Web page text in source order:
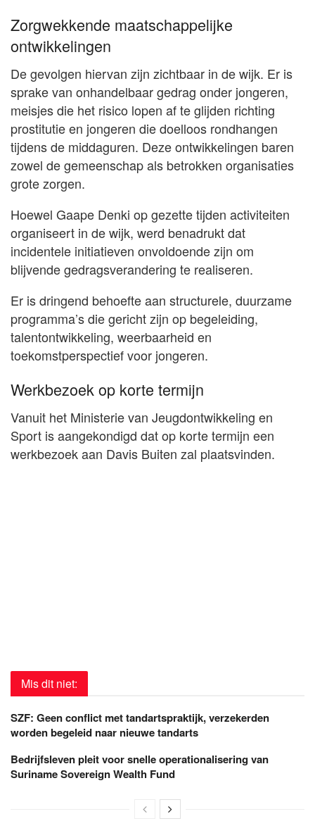
Zorgwekkende maatschappelijke
ontwikkelingen
De gevolgen hiervan zijn zichtbaar in de wijk. Er is
sprake van onhandelbaar gedrag onder jongeren,
meisjes die het risico lopen af te glijden richting
prostitutie en jongeren die doelloos rondhangen
tijdens de middaguren. Deze ontwikkelingen baren
zowel de gemeenschap als betrokken organisaties
grote zorgen.
Hoewel Gaape Denki op gezette tijden activiteiten
organiseert in de wijk, werd benadrukt dat
incidentele initiatieven onvoldoende zijn om
blijvende gedragsverandering te realiseren.
Er is dringend behoefte aan structurele, duurzame
programma’s die gericht zijn op begeleiding,
talentontwikkeling, weerbaarheid en
toekomstperspectief voor jongeren.
Werkbezoek op korte termijn
Vanuit het Ministerie van Jeugdontwikkeling en
Sport is aangekondigd dat op korte termijn een
werkbezoek aan Davis Buiten zal plaatsvinden.
Mis dit niet:
SZF: Geen conflict met tandartspraktijk, verzekerden
worden begeleid naar nieuwe tandarts
Bedrijfsleven pleit voor snelle operationalisering van
Suriname Sovereign Wealth Fund